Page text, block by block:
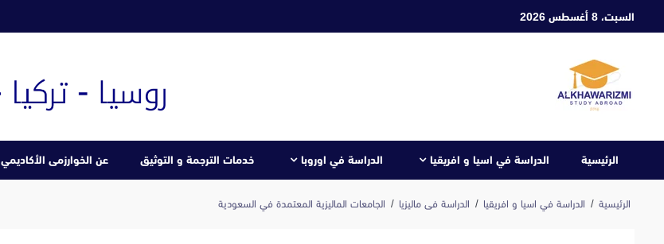
السبت، 8 أغسطس 2026
الرئيسية الدراسة في اسيا و افريقيا الدراسة في اوروبا خدمات الترجمة و التوثيق عن الخوارزمى الأكاديمي
الرئيسية الدراسة في اسيا و افريقيا الدراسة فى ماليزيا الجامعات الماليزية المعتمدة في السعودية